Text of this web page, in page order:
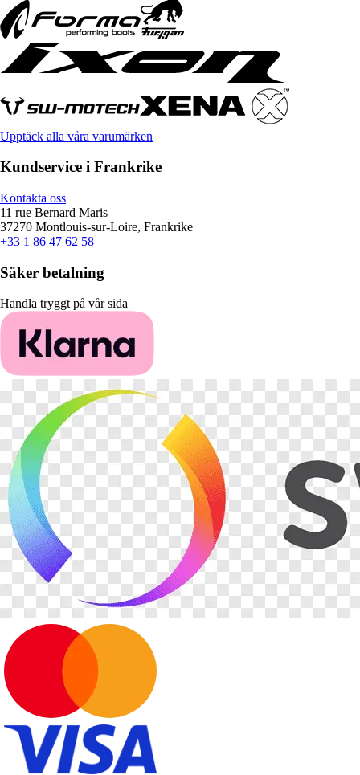
Upptäck alla våra varumärken
Kundservice i Frankrike
Kontakta oss
11 rue Bernard Maris
37270 Montlouis-sur-Loire, Frankrike
+33 1 86 47 62 58
Säker betalning
Handla tryggt på vår sida